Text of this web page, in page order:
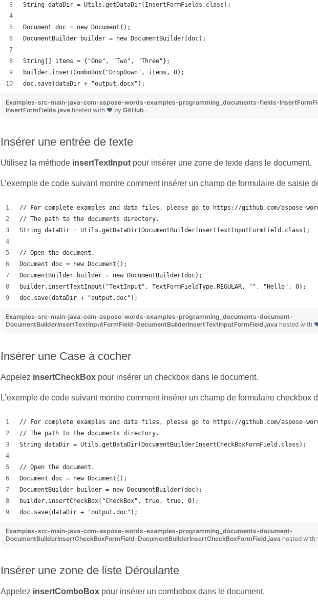
String dataDir = Utils.getDataDir(InsertFormFields.class);
Document doc = new Document();
DocumentBuilder builder = new DocumentBuilder(doc);
String[] items = {"One", "Two", "Three"};
builder.insertComboBox("DropDown", items, 0);
doc.save(dataDir + "output.docx");
Examples-src-main-java-com-aspose-words-examples-programming_documents-fields-
InsertFormFields.java hosted with ❤ by GitHub
Insérer une entrée de texte
Utilisez la méthode insertTextInputpour insérer une zone de texte dans le document.
L’exemple de code suivant montre comment insérer un champ de formulaire de saisie
// For complete examples and data files, please go to https://github.com/aspose-
// The path to the documents directory.
String dataDir = Utils.getDataDir(DocumentBuilderInsertTextInputFormField.class);
// Open the document.
Document doc = new Document();
DocumentBuilder builder = new DocumentBuilder(doc);
builder.insertTextInput("TextInput", TextFormFieldType.REGULAR, "", "Hello", 0);
doc.save(dataDir + "output.doc");
Examples-src-main-java-com-aspose-words-examples-programming_documents-document-
DocumentBuilderInsertTextInputFormField-DocumentBuilderInsertTextInputFormField.java hosted with
Insérer une Case à cocher
Appelez insertCheckBoxpour insérer un checkbox dans le document.
L’exemple de code suivant montre comment insérer un champ de formulaire checkbox
// For complete examples and data files, please go to https://github.com/aspose-
// The path to the documents directory.
String dataDir = Utils.getDataDir(DocumentBuilderInsertCheckBoxFormField.class);
// Open the document.
Document doc = new Document();
DocumentBuilder builder = new DocumentBuilder(doc);
builder.insertCheckBox("CheckBox", true, true, 0);
doc.save(dataDir + "output.doc");
Examples-src-main-java-com-aspose-words-examples-programming_documents-document-
DocumentBuilderInsertCheckBoxFormField-DocumentBuilderInsertCheckBoxFormField.java hosted
Insérer une zone de liste Déroulante
Appelez insertComboBoxpour insérer un combobox dans le document.